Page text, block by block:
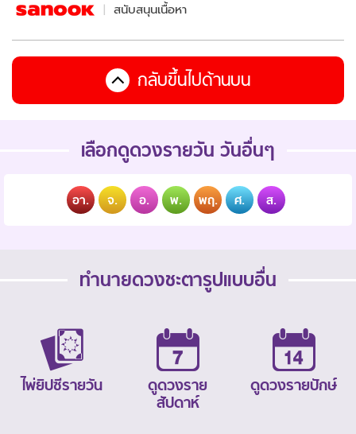
สนับสนุนเนื้อหา
กลับขึ้นไปด้านบน
เลือกดูดวงรายวัน วันอื่นๆ
อา. จ. อ. พ. พฤ. ศ. ส.
ทำนายดวงชะตารูปแบบอื่น
ไพ่ยิปซีรายวัน
ดูดวงราย
สัปดาห์
ดูดวงรายปักษ์